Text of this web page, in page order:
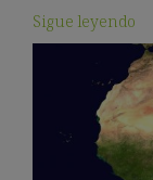
Sigue leyendo